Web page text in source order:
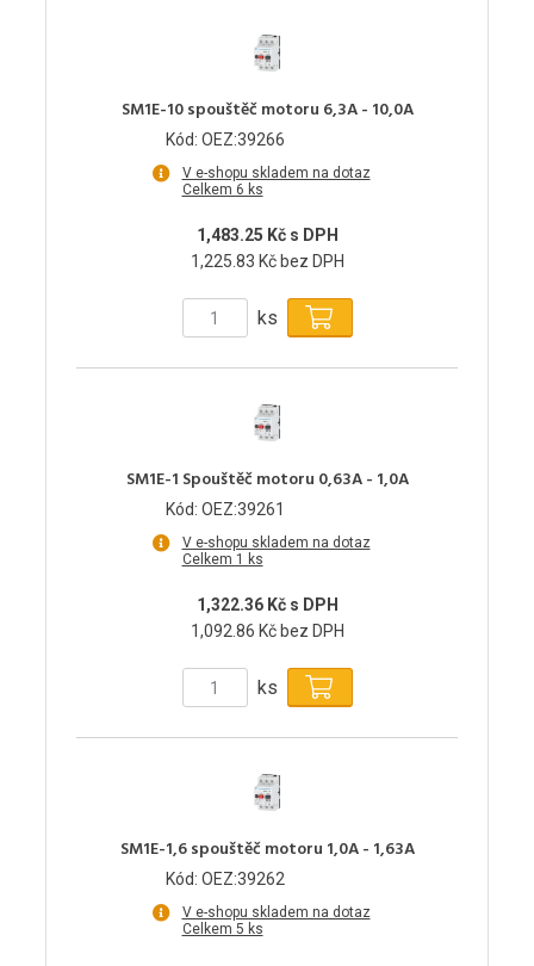
SM1E-10 spouštěč motoru 6,3A - 10,0A
Kód: OEZ:39266
V e-shopu skladem na dotaz
Celkem 6 ks
1,483.25 Kč s DPH
1,225.83 Kč bez DPH
ks
SM1E-1 Spouštěč motoru 0,63A - 1,0A
Kód: OEZ:39261
V e-shopu skladem na dotaz
Celkem 1 ks
1,322.36 Kč s DPH
1,092.86 Kč bez DPH
ks
SM1E-1,6 spouštěč motoru 1,0A - 1,63A
Kód: OEZ:39262
V e-shopu skladem na dotaz
Celkem 5 ks